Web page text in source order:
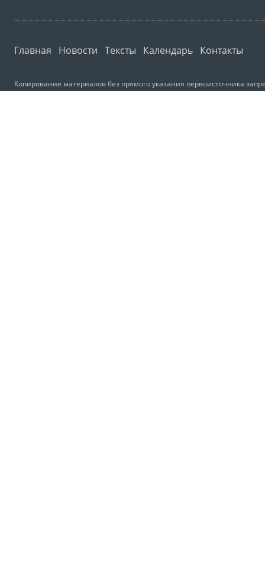
Главная Новости Тексты Календарь Контакты
Копирование материалов без прямого указания первоисточника